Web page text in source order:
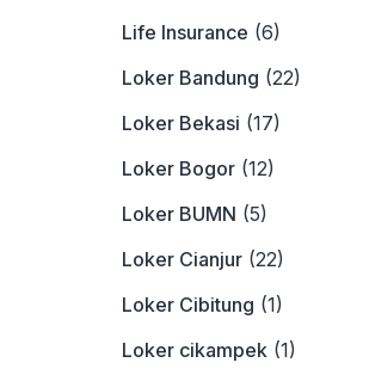
Life Insurance (6)
Loker Bandung (22)
Loker Bekasi (17)
Loker Bogor (12)
Loker BUMN (5)
Loker Cianjur (22)
Loker Cibitung (1)
Loker cikampek (1)